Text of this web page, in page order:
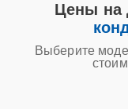
Цены на
Выберите